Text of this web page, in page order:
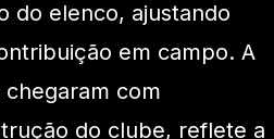
do elenco, ajustando
em campo. A
chegaram com
do clube, reflete a